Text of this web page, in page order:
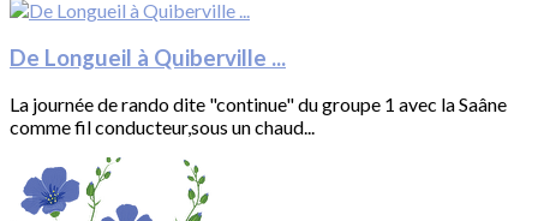
De Longueil à Quiberville ...
La journée de rando dite "continue" du groupe 1 avec la Saâne
comme fil conducteur,sous un chaud...